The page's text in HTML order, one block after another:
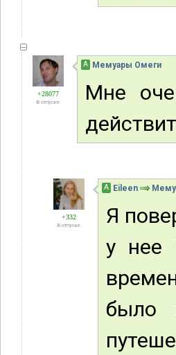
+28077
В отпуске
А Мемуары Омеги
Мне
+332
В отпуске
А Eileen
Я
у нее
было